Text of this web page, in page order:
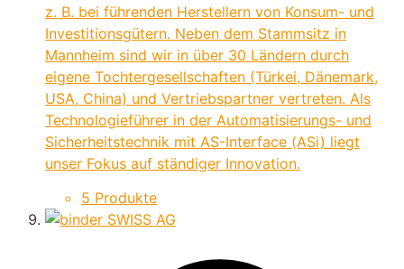
z. B. bei führenden Herstellern von Konsum- und
Investitionsgütern. Neben dem Stammsitz in
Mannheim sind wir in über 30 Ländern durch
eigene Tochtergesellschaften (Türkei, Dänemark,
USA, China) und Vertriebspartner vertreten. Als
Technologieführer in der Automatisierungs- und
Sicherheitstechnik mit AS-Interface (ASi) liegt
unser Fokus auf ständiger Innovation.
5 Produkte